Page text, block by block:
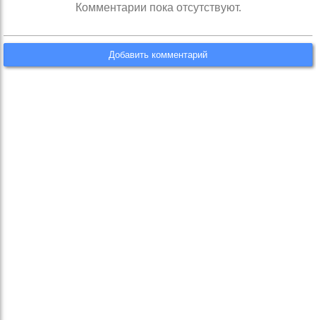
Комментарии пока отсутствуют.
Добавить комментарий